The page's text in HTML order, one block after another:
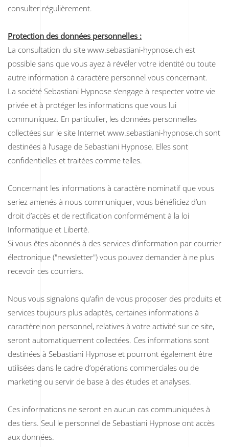
consulter régulièrement.
Protection des données personnelles :
La consultation du site www.sebastiani-hypnose.ch est
possible sans que vous ayez à révéler votre identité ou toute
autre information à caractère personnel vous concernant.
La société Sebastiani Hypnose s’engage à respecter votre vie
privée et à protéger les informations que vous lui
communiquez. En particulier, les données personnelles
collectées sur le site Internet www.sebastiani-hypnose.ch sont
destinées à l’usage de Sebastiani Hypnose. Elles sont
confidentielles et traitées comme telles.
Concernant les informations à caractère nominatif que vous
seriez amenés à nous communiquer, vous bénéficiez d’un
droit d’accès et de rectification conformément à la loi
Informatique et Liberté.
Si vous êtes abonnés à des services d’information par courrier
électronique ("newsletter") vous pouvez demander à ne plus
recevoir ces courriers.
Nous vous signalons qu’afin de vous proposer des produits et
services toujours plus adaptés, certaines informations à
caractère non personnel, relatives à votre activité sur ce site,
seront automatiquement collectées. Ces informations sont
destinées à Sebastiani Hypnose et pourront également être
utilisées dans le cadre d’opérations commerciales ou de
marketing ou servir de base à des études et analyses.
Ces informations ne seront en aucun cas communiquées à
des tiers. Seul le personnel de Sebastiani Hypnose ont accès
aux données.